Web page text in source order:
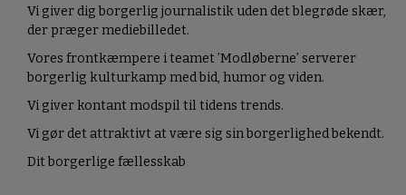
Vi giver dig borgerlig journalistik uden det blegrøde skær,
der præger mediebilledet.
Vores frontkæmpere i teamet ’Modløberne’ serverer
borgerlig kulturkamp med bid, humor og viden.
Vi giver kontant modspil til tidens trends.
Vi gør det attraktivt at være sig sin borgerlighed bekendt.
Dit borgerlige fællesskab